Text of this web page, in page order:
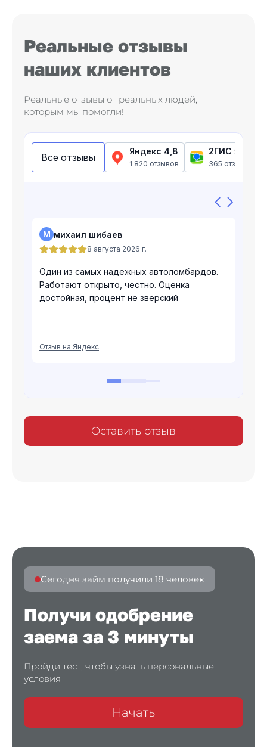
Реальные отзывы
наших клиентов
Реальные отзывы от реальных людей,
которым мы помогли!
Оставить отзыв
Сегодня займ получили 18 человек
Получи одобрение
заема за 3 минуты
Пройди тест, чтобы узнать персональные
условия
Начать